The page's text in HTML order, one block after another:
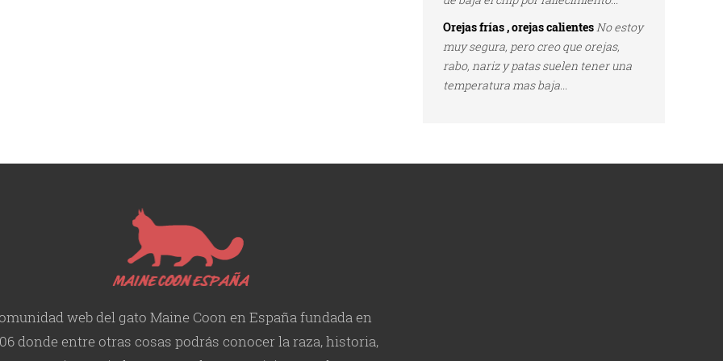
Orejas frías , orejas calientesNo estoy
muy segura, pero creo que orejas,
rabo, nariz y patas suelen tener una
temperatura mas baja...
web del gato Maine Coon en España fundada en
donde entre otras cosas podrás conocer la raza, historia,